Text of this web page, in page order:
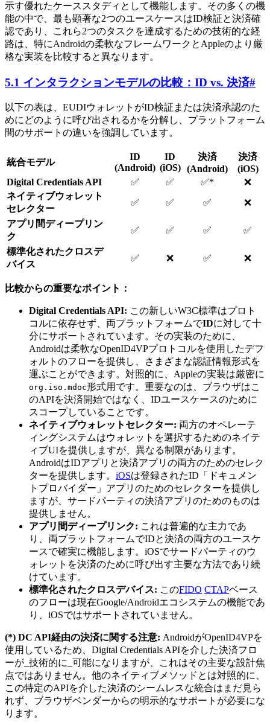
示す優れたケーススタディとして機能します。その多くの機
能の中で、最も顕著な2つのユースケースはID検証と決済確
認であり、これら2つのタスクを達成するための技術的な経
路は、特にAndroidの柔軟なフレームワークとAppleのより厳
格な実装を比較すると異なります。
5.1 インタラクションモデルの比較：ID vs. 決済#
以下の表は、EUDIウォレットがID検証または決済承認のた
めにどのように呼び出されるかを分解し、プラットフォーム
間のサポートの違いを強調しています。
統合モデル
ID
(Android)
ID
(iOS)
決済
(Android)
決済
(iOS)
Digital Credentials API
✅ ✅ ✅*
❌
ネイティブウォレット
セレクター
✅ ✅ ✅ ❌
アプリ間ディープリン
ク
✅ ✅ ✅ ✅
標準化されたクロスデ
バイス
✅ ❌ ✅ ❌
比較からの重要なポイント：
Digital Credentials API: この新しいW3C標準はプロト
コルに依存せず、両プラットフォームでIDに対して十
分にサポートされています。その実装のために、
Androidは柔軟なOpenID4VPプロトコルを使用したデフ
ォルトのフローを提供し、さまざまな認証情報形式を
運ぶことができます。対照的に、Appleの実装は厳密に
org.iso.mdoc形式用です。重要なのは、ブラウザはこ
のAPIを決済開始ではなく、IDユースケースのために
スコープしていることです。
ネイティブウォレットセレクター: 両方のオペレーテ
ィングシステムはウォレットを選択するためのネイテ
ィブUIを提供しますが、異なる制限があります。
AndroidはIDアプリと決済アプリの両方のためのセレク
ターを提供します。 iOSは登録されたID「ドキュメン
トプロバイダー」アプリのためのセレクターを提供し
ますが、サードパーティの決済アプリのためのものは
提供しません。
アプリ間ディープリンク: これは普遍的な主力であ
り、両プラットフォームでIDと決済の両方のユースケ
ースで確実に機能します。iOSでサードパーティのウ
ォレットを決済のために呼び出す主要な方法であり続
けています。
標準化されたクロスデバイス: このFIDO CTAPベース
のフローは現在Google/Androidエコシステムの機能であ
り、iOSではサポートされていません。
(*) DC API経由の決済に関する注意: AndroidがOpenID4VPを
使用しているため、Digital Credentials APIを介した決済フロ
ーが_技術的に_可能になりますが、これはその主要な設計焦
点ではありません。他のネイティブメソッドとは対照的に、
この特定のAPIを介した決済のシームレスな統合はまだ見ら
れず、ブラウザベンダーからの明示的なサポートが必要にな
ります。